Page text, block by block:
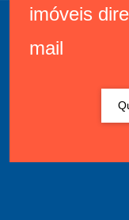
imóveis
mail